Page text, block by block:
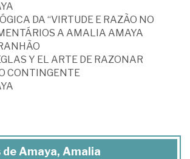
DA “VIRTUDE E RAZÃO NO
A AMALIA AMAYA
Y EL ARTE DE RAZONAR
CONTINGENTE
Amaya, Amalia